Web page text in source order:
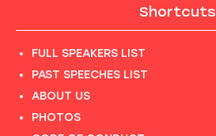
Shortcuts
FULL SPEAKERS LIST
PAST SPEECHES LIST
ABOUT US
PHOTOS